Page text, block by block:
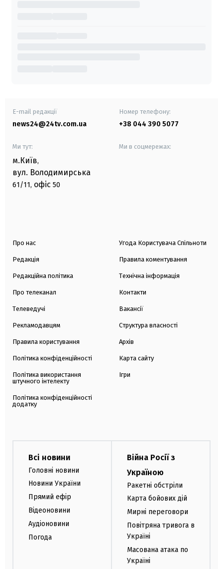
E-mail редакції
news24@24tv.com.ua
Номер телефону:
+38 044 390 5077
Ми тут:
м.Київ,
вул. Володимирська
61/11, офіс 50
Ми в соцмережах:
Про нас
Редакція
Редакційна політика
Про телеканал
Телеведучі
Рекламодавцям
Правила користування
Політика конфіденційності
Політика використання
штучного інтелекту
Політика конфіденційності
додатку
Угода Користувача Спільноти
Правила коментування
Технічна інформація
Контакти
Вакансії
Структура власності
Архів
Карта сайту
Ігри
Всі новини
Головні новини
Новини України
Прямий ефір
Відеоновини
Аудіоновини
Погода
Війна Росії з
Україною
Ракетні обстріли
Карта бойових дій
Мирні переговори
Повітряна тривога в
Україні
Масована атака по
Україні